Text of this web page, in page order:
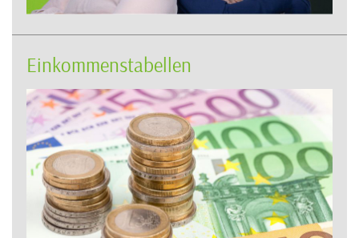
Einkommenstabellen